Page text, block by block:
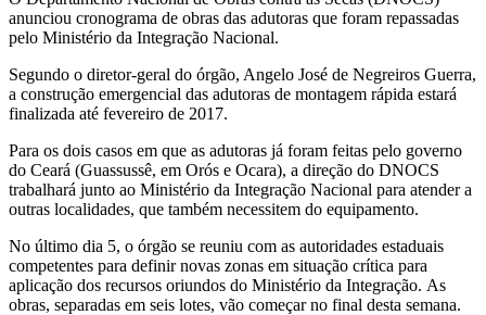
anunciou cronograma de obras das adutoras que foram repassadas
pelo Ministério da Integração Nacional.
Segundo o diretor-geral do órgão, Angelo José de Negreiros Guerra,
a construção emergencial das adutoras de montagem rápida estará
finalizada até fevereiro de 2017.
Para os dois casos em que as adutoras já foram feitas pelo governo
do Ceará (Guassussê, em Orós e Ocara), a direção do DNOCS
trabalhará junto ao Ministério da Integração Nacional para atender a
outras localidades, que também necessitem do equipamento.
No último dia 5, o órgão se reuniu com as autoridades estaduais
competentes para definir novas zonas em situação crítica para
aplicação dos recursos oriundos do Ministério da Integração. As
obras, separadas em seis lotes, vão começarno final desta semana.